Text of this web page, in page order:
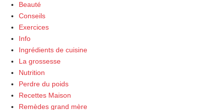
Beauté
Conseils
Exercices
Info
Ingrédients de cuisine
La grossesse
Nutrition
Perdre du poids
Recettes Maison
Remèdes grand mère